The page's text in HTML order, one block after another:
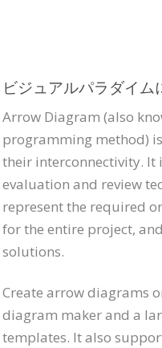
ビジュアルパラダイ
Arrow Diagram (also
programming method)
their interconnectivity. It
evaluation and review
represent the required
for the entire project,
solutions.
Create arrow diagrams
diagram maker and a
templates. It also